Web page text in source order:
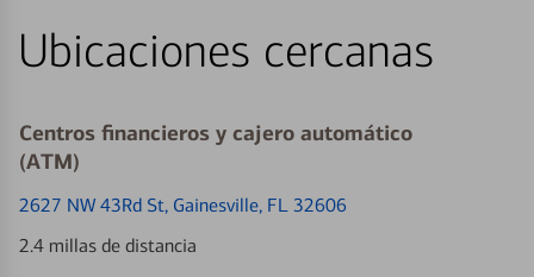
Ubicaciones cercanas
Centros financieros y cajero automático
(ATM)
2627 NW 43Rd St, Gainesville, FL 32606
2.4 millas de distancia